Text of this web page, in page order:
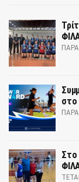
στο
Στο